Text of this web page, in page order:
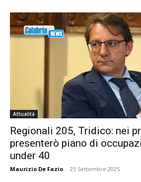
Attualità
Regionali 205, Tridico: nei
presenterò piano di
under 40
Maurizio De Fazio - 25 Settembre 2025